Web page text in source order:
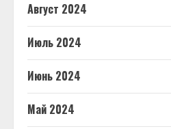
Август 2024
Июль 2024
Июнь 2024
Май 2024